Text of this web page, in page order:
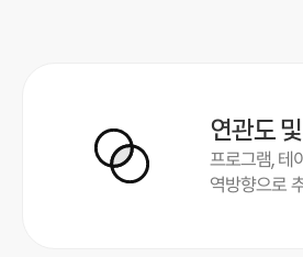
연관도
프로그램, 테
역방향으로